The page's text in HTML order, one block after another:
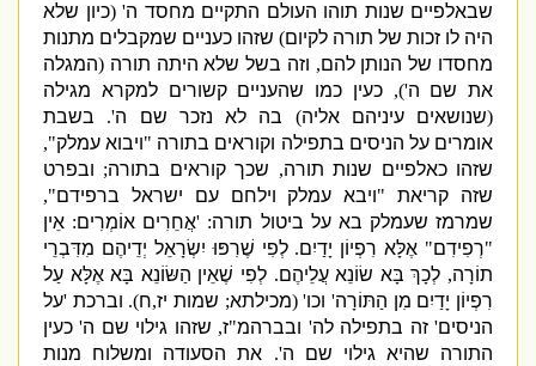
שבאלפיים שנות תוהו העולם התקיים מחסד ה ' (כיון שלא
היה לו זכות של תורה לקיום)שזהו כעניים שמקבלים מתנות
מחסדו של הנותן להם,וזה בשל שלא היתה תורה(המגלה
את שם ה '),כעין כמו שהעניים קשורים למקרא מגילה
שנושאים עיניהם אליה)בה לא נזכר שם ה '.בשבת
אומרים על הניסים בתפילה וקוראים בתורה"ויבוא עמלק",
שזהו כאלפיים שנות תורה,שכך קוראים בתורה;ובפרט
שזה קריאת" ויבא עמלק וילחם עם ישראל ברפידם",
שמרמז שעמלק בא על ביטול תורה: 'אֲחֵרִים אוֹמְרִים:אֵין
רְפִידִם"אֶלָּא רִפְיוֹן יָדַיִם.לְפִי שֶׁרִפּוּ יִשְׂרָאֵל יְדֵיהֶם מִדִּבְרֵי
תוֹרָה,לְכָךְ בָּא שׂוֹנֵא עֲלֵיהֶם.לְפִי שֶׁאֵין הַשּׂוֹנֵא בָּא אֶלָּא עַל
רִפְיוֹן יָדַיִם מִן הַתּוֹרָה'וכו ' (מכילתא;שמות יז, ח).וברכת'על
הניסים'זה בתפילה לה'ובברהמ"ז,שזהו גילוי שם ה 'כעין
התורה שהיא גילוי שם ה
'.את הסעודה ומשלוח מנות